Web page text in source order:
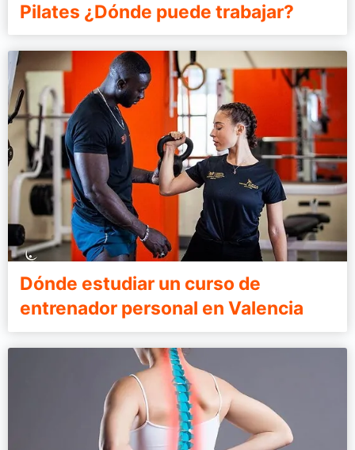
Pilates ¿Dónde puede trabajar?
Dónde estudiar un curso de
entrenador personal en Valencia